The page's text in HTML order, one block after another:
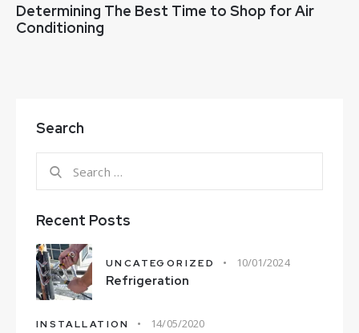
Determining The Best Time to Shop for Air
Conditioning
Search
Recent Posts
UNCATEGORIZED 10/01/2024
Refrigeration
INSTALLATION 14/05/2020